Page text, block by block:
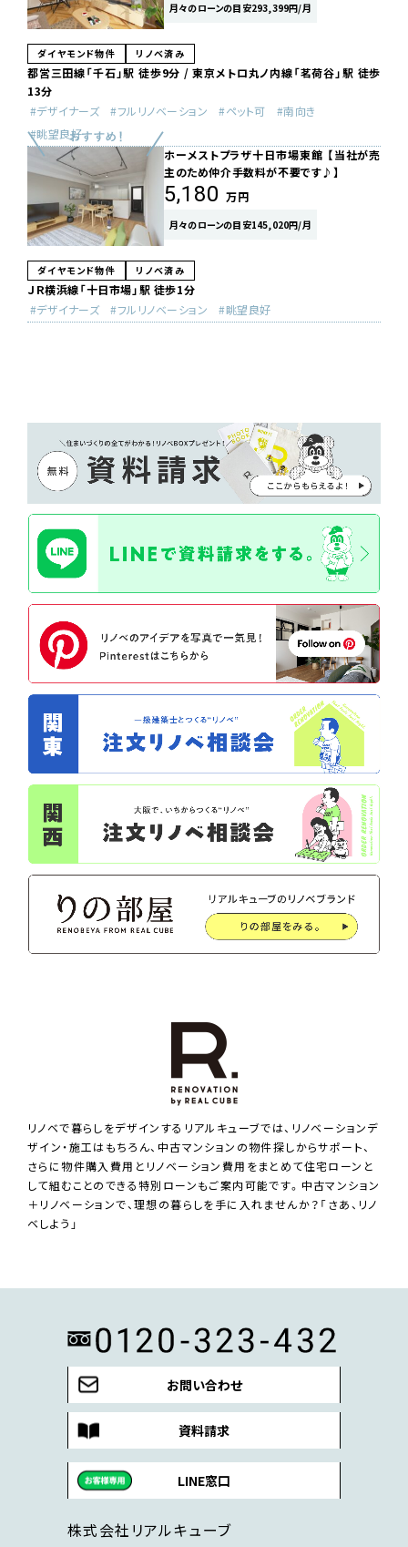
月々のローンの目安293,399円/月
ダイヤモンド物件 リノベ済み
都営三田線「千石」駅 徒歩9分 / 東京メトロ丸ノ内線「茗荷谷」駅 徒歩
13分
デザイナーズ
フルリノベーション ペット可
南向き
眺望良好
ホーメストプラザ十日市場東館 【当社が売
主のため仲介手数料が不要です♪】
5,180 万円
月々のローンの目安145,020円/月
ダイヤモンド物件 リノベ済み
ＪＲ横浜線「十日市場」駅 徒歩1分
デザイナーズ
フルリノベーション 眺望良好
リノベで暮らしをデザインするリアルキューブでは、リノベーションデ
ザイン・施工はもちろん、中古マンションの物件探しからサポート、
さらに物件購入費用とリノベーション費用をまとめて住宅ローンと
して組むことのできる特別ローンもご案内可能です。中古マンション
＋リノベーションで、理想の暮らしを手に入れませんか？「さあ、リノ
ベしよう」
お問い合わせ
資料請求
LINE窓口
株式会社リアルキューブ